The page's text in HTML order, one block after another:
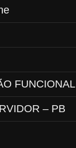
FUNCIONAL
– PB